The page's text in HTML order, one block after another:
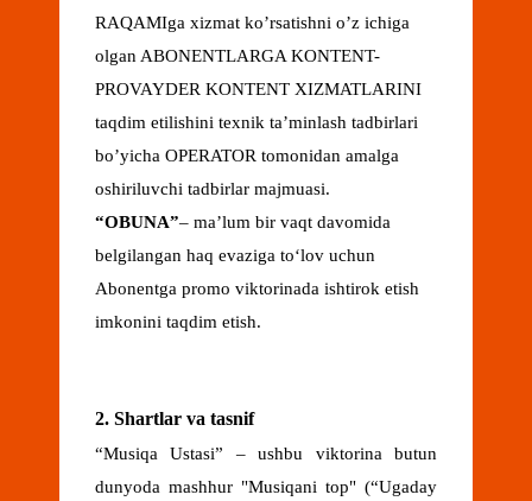
RAQAMIga xizmat ko’rsatishni o’z ichiga
olgan ABONENTLARGA KONTENT-
PROVAYDER KONTENT XIZMATLARINI
taqdim etilishini texnik ta’minlash tadbirlari
bo’yicha OPERATOR tomonidan amalga
oshiriluvchi tadbirlar majmuasi.
“OBUNA”– maʼlum bir vaqt davomida
belgilangan haq evaziga toʻlov uchun
Abonentga promo viktorinada ishtirok etish
imkonini taqdim etish.
2. Shartlar va tasnif
“Musiqa Ustasi” – ushbu viktorina butun
dunyoda mashhur "Musiqani top" (“Ugaday